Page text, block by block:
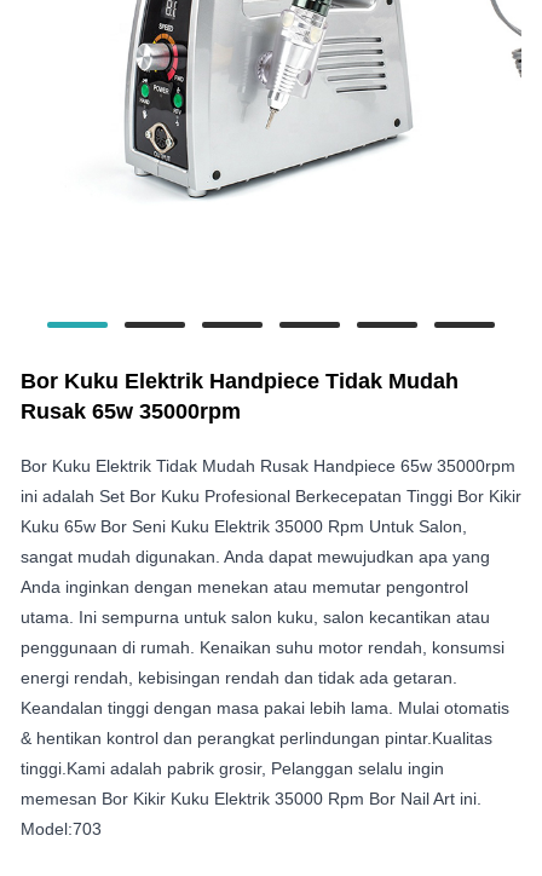
Bor Kuku Elektrik Handpiece Tidak Mudah
Rusak 65w 35000rpm
Bor Kuku Elektrik Tidak Mudah Rusak Handpiece 65w 35000rpm
ini adalah Set Bor Kuku Profesional Berkecepatan Tinggi Bor Kikir
Kuku 65w Bor Seni Kuku Elektrik 35000 Rpm Untuk Salon,
sangat mudah digunakan. Anda dapat mewujudkan apa yang
Anda inginkan dengan menekan atau memutar pengontrol
utama. Ini sempurna untuk salon kuku, salon kecantikan atau
penggunaan di rumah. Kenaikan suhu motor rendah, konsumsi
energi rendah, kebisingan rendah dan tidak ada getaran.
Keandalan tinggi dengan masa pakai lebih lama. Mulai otomatis
& hentikan kontrol dan perangkat perlindungan pintar.Kualitas
tinggi.Kami adalah pabrik grosir, Pelanggan selalu ingin
memesan Bor Kikir Kuku Elektrik 35000 Rpm Bor Nail Art ini.
Model:703